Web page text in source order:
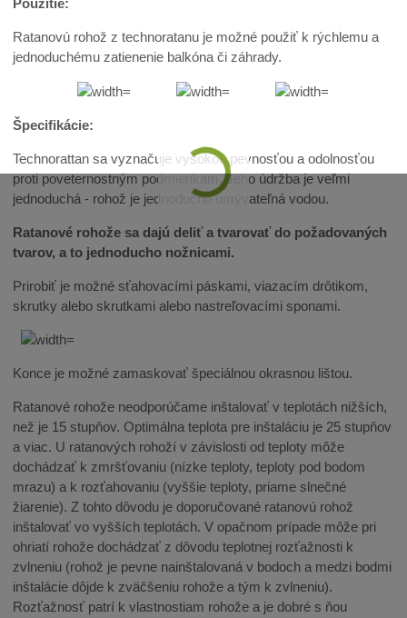
Použitie:
Ratanovú rohož z technoratanu je možné použiť k rýchlemu a
jednoduchému zatienenie balkóna či záhrady.
Špecifikácie:
Technorattan sa vyznačuje vysokou pevnosťou a odolnosťou
proti poveternostným podmienkam. Jeho údržba je veľmi
jednoduchá - rohož je jednoducho umývateľná vodou.
Ratanové rohože sa dajú deliť a tvarovať do požadovaných
tvarov, a to jednoducho nožnicami.
Prirobiť je možné sťahovacími páskami, viazacím drôtikom,
skrutky alebo skrutkami alebo nastreľovacími sponami.
Konce je možné zamaskovať špeciálnou okrasnou lištou.
Ratanové rohože neodporúčame inštalovať v teplotách nižších,
než je 15 stupňov. Optimálna teplota pre inštaláciu je 25 stupňov
a viac. U ratanových rohoží v závislosti od teploty môže
dochádzať k zmršťovaniu (nízke teploty, teploty pod bodom
mrazu) a k rozťahovaniu (vyššie teploty, priame slnečné
žiarenie). Z tohto dôvodu je doporučované ratanovú rohož
inštalovať vo vyšších teplotách. V opačnom prípade môže pri
ohriatí rohože dochádzať z dôvodu teplotnej rozťažnosti k
zvlneniu (rohož je pevne nainštalovaná v bodoch a medzi bodmi
inštalácie dôjde k zväčšeniu rohože a tým k zvlneniu).
Rozťažnosť patrí k vlastnostiam rohože a je dobré s ňou